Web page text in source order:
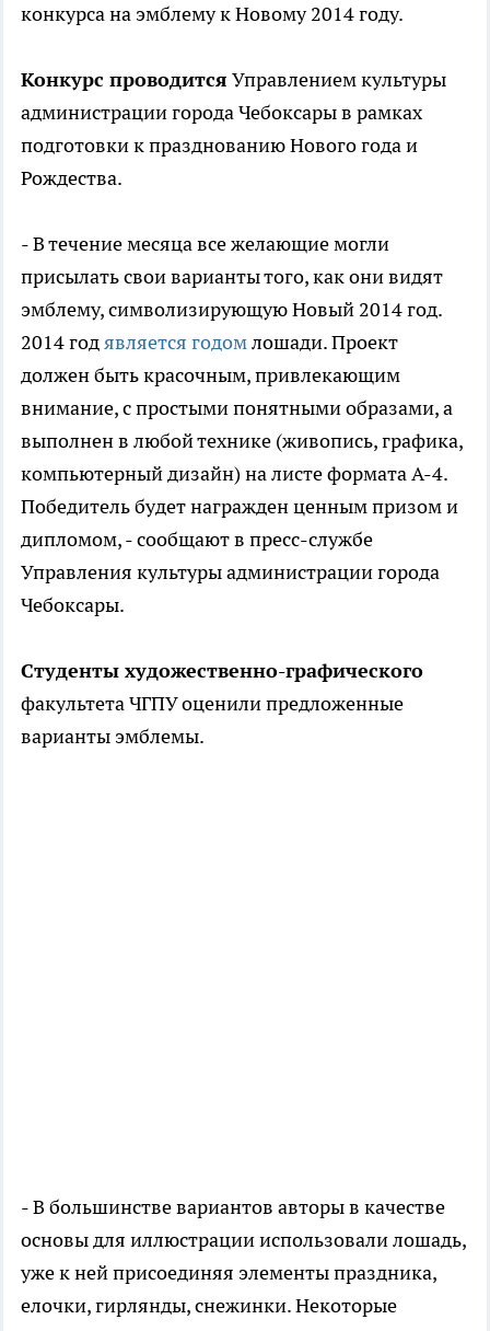
конкурса на эмблему к Новому 2014 году.
Конкурс проводится Управлением культуры
администрации города Чебоксары в рамках
подготовки к празднованию Нового года и
Рождества.
- В течение месяца все желающие могли
присылать свои варианты того, как они видят
эмблему, символизирующую Новый 2014 год.
2014 годявляется годомлошади. Проект
должен быть красочным, привлекающим
внимание, с простыми понятными образами, а
выполнен в любой технике (живопись, графика,
компьютерный дизайн) на листе формата А-4.
Победитель будет награжден ценным призом и
дипломом, - сообщают в пресс-службе
Управления культуры администрации города
Чебоксары.
Студенты художественно-графического
факультета ЧГПУ оценили предложенные
варианты эмблемы.
- В большинстве вариантов авторы в качестве
основы для иллюстрации использовали лошадь,
уже к ней присоединяя элементы праздника,
елочки, гирлянды, снежинки. Некоторые